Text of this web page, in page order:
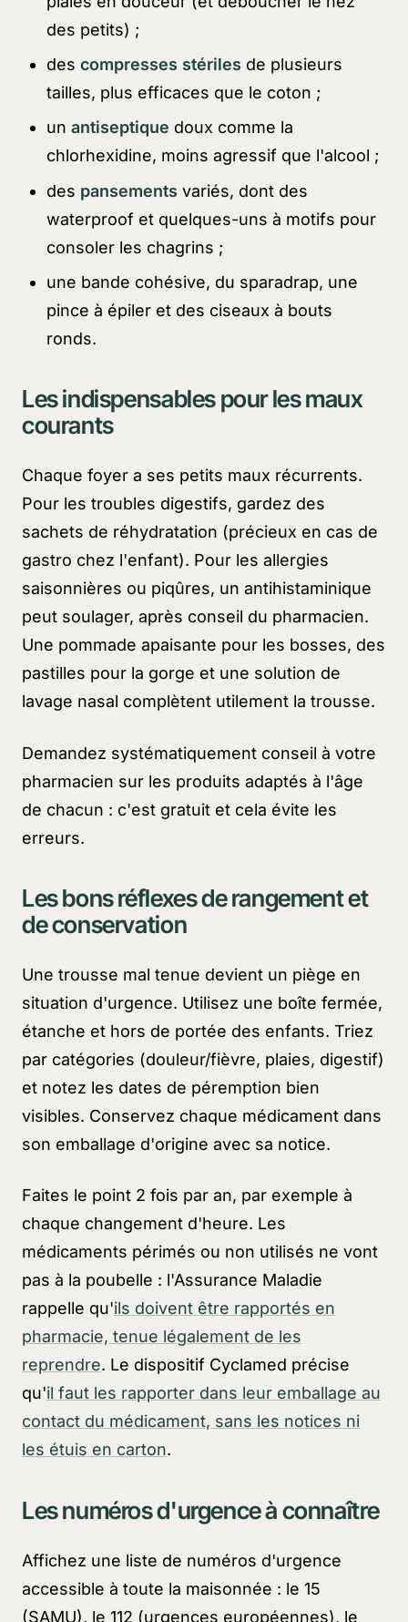
des petits) ;
des compresses stériles de plusieurs
tailles, plus efficaces que le coton ;
un antiseptique doux comme la
chlorhexidine, moins agressif que l'alcool ;
des pansements variés, dont des
waterproof et quelques-uns à motifs pour
consoler les chagrins ;
une bande cohésive, du sparadrap, une
pince à épiler et des ciseaux à bouts
ronds.
Les indispensables pour les maux
courants
Chaque foyer a ses petits maux récurrents.
Pour les troubles digestifs, gardez des
sachets de réhydratation (précieux en cas de
gastro chez l'enfant). Pour les allergies
saisonnières ou piqûres, un antihistaminique
peut soulager, après conseil du pharmacien.
Une pommade apaisante pour les bosses, des
pastilles pour la gorge et une solution de
lavage nasal complètent utilement la trousse.
Demandez systématiquement conseil à votre
pharmacien sur les produits adaptés à l'âge
de chacun : c'est gratuit et cela évite les
erreurs.
Les bons réflexes de rangement et
de conservation
Une trousse mal tenue devient un piège en
situation d'urgence. Utilisez une boîte fermée,
étanche et hors de portée des enfants. Triez
par catégories (douleur/fièvre, plaies, digestif)
et notez les dates de péremption bien
visibles. Conservez chaque médicament dans
son emballage d'origine avec sa notice.
Faites le point 2 fois par an, par exemple à
chaque changement d'heure. Les
médicaments périmés ou non utilisés ne vont
pas à la poubelle : l'Assurance Maladie
rappelle qu'ils doivent être rapportés en
pharmacie, tenue légalement de les
reprendre. Le dispositif Cyclamed précise
qu'il faut les rapporter dans leur emballage au
contact du médicament, sans les notices ni
les étuis en carton.
Les numéros d'urgence à connaître
Affichez une liste de numéros d'urgence
accessible à toute la maisonnée : le 15
(SAMU), le 112 (urgences européennes), le